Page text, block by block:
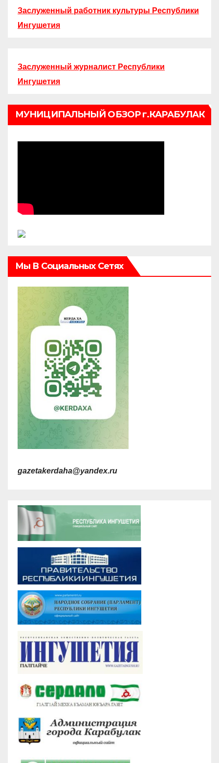
Заслуженный работник культуры Республики
Ингушетия
Заслуженный журналист Республики
Ингушетия
МУНИЦИПАЛЬНЫЙ ОБЗОР г.КАРАБУЛАК
Мы В Социальных Сетях
gazetakerdaha@yandex.ru